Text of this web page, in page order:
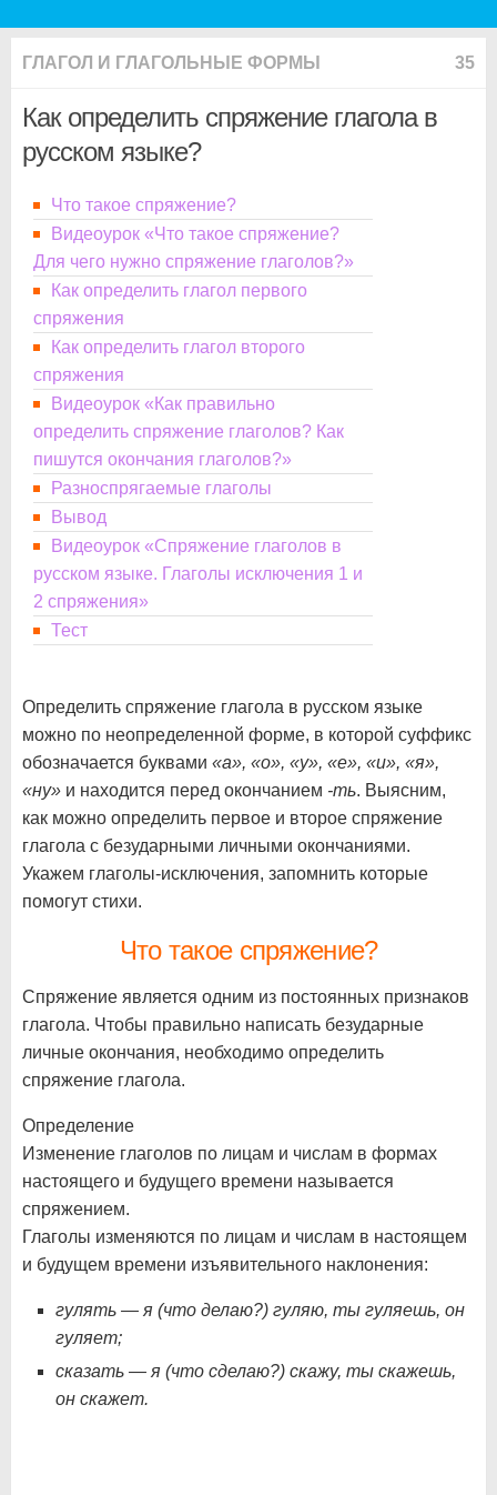
ГЛАГОЛ И ГЛАГОЛЬНЫЕ ФОРМЫ 35
Как определить спряжение глагола в
русском языке?
Что такое спряжение?
Видеоурок «Что такое спряжение?
Для чего нужно спряжение глаголов?»
Как определить глагол первого
спряжения
Как определить глагол второго
спряжения
Видеоурок «Как правильно
определить спряжение глаголов? Как
пишутся окончания глаголов?»
Разноспрягаемые глаголы
Вывод
Видеоурок «Спряжение глаголов в
русском языке. Глаголы исключения 1 и
2 спряжения»
Тест
Определить спряжение глагола в русском языке
можно по неопределенной форме, в которой суффикс
обозначается буквами «а», «о», «у», «е», «и», «я»,
«ну» и находится перед окончанием -ть. Выясним,
как можно определить первое и второе спряжение
глагола с безударными личными окончаниями.
Укажем глаголы-исключения, запомнить которые
помогут стихи.
Что такое спряжение?
Спряжение является одним из постоянных признаков
глагола. Чтобы правильно написать безударные
личные окончания, необходимо определить
спряжение глагола.
Определение
Изменение глаголов по лицам и числам в формах
настоящего и будущего времени называется
спряжением.
Глаголы изменяются по лицам и числам в настоящем
и будущем времени изъявительного наклонения:
гулять — я (что делаю?) гуляю, ты гуляешь, он
гуляет;
сказать — я (что сделаю?) скажу, ты скажешь,
он скажет.